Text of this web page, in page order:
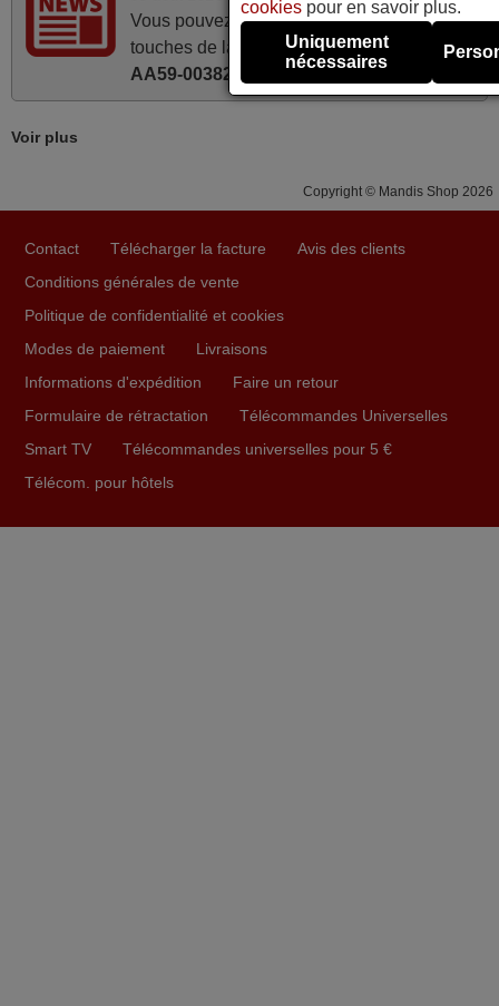
super.
Frank,
FRANCE
Ravie de voir que ma commande effectuée a 13h30est
deja traitée et expédiée Je vous en remercie d’avance et
Vous pouvez consulter la disposition des
touches de la télécommandeSamsung
AA59-00382A
Voir plus
Copyright © Mandis Shop 2026
Contact Télécharger la facture
Avis des clients
Conditions générales de vente
Politique de confidentialité et cookies
Modes de paiement
Livraisons
Informations d'expédition
Faire un retour
Formulaire de rétractation
Télécommandes Universelles
Smart TV
Télécommandes universelles pour 5 €
Télécom. pour hôtels
cookiespour en savoir plus.
Uniquement
nécessaires